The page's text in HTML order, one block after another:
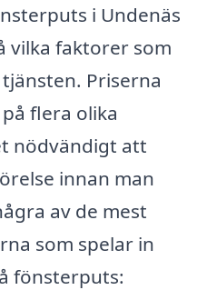
i Undenäs
vilka faktorer som
Priserna
flera olika
nödvändigt att
innan man
av de mest
som spelar in
fönsterputs: